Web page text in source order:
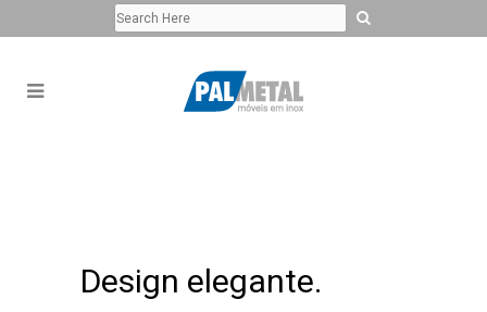
Design elegante.